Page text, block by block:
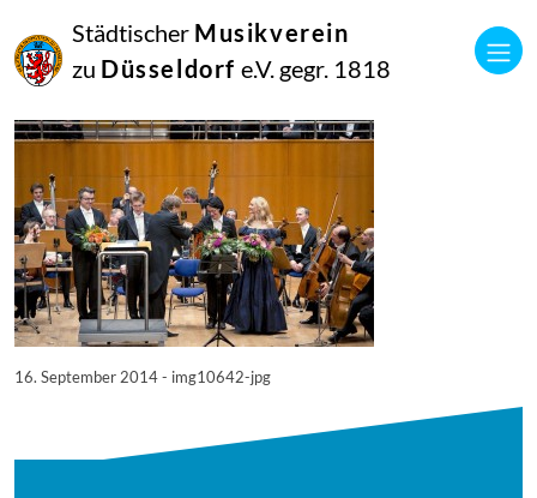
Städtischer Musikverein
zu Düsseldorf e.V. gegr. 1818
September
2014
Manfred Hill
16. September 2014 - img10642-jpg